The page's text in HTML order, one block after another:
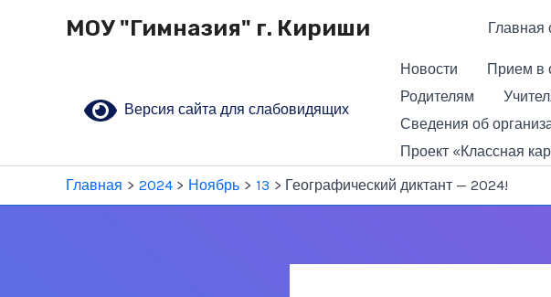
МОУ "Гимназия" г. Кириши Главная
Версия сайта для слабовидящих
Новости Прием в
Родителям
Сведения об
Проект «Классная
Главная
2024 Ноябрь 13 Географический диктант — 2024!